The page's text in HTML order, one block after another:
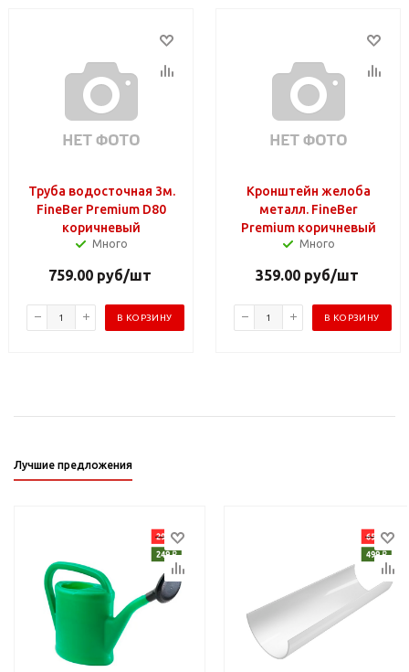
Труба водосточная 3м.
FineBer Premium D80
коричневый
Много
759.00руб/шт
В КОРЗИНУ
Кронштейн желоба
металл. FineBer
Premium коричневый
Много
359.00руб/шт
В КОРЗИНУ
Лучшие предложения